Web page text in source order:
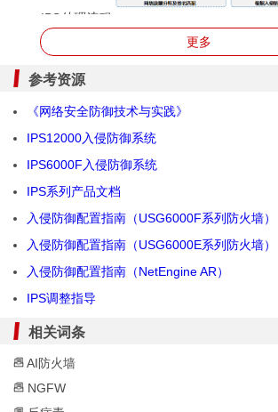
IPS处理流程
安全策略匹配：当流量匹配到动作为允
略，且该安全策略引用了入侵防御配置
报文重组：设备进行IP
组，确保应用层数据的连续性。这样，
下来的流程中有效检测出逃避入侵防御
为。
应用协议识别和解析：设备根据报文内
的应用层协议，并对协议进行深度解析
征。与传统只能根据IP地址和端口识别
外，在这个阶段，设备还能识别出协议
不符合协议格式和规范的数据报文。
库中的签名进行匹配。如果匹配了签名
处理。签名代表了入侵行为的特征。华
更新到入侵防御特征库中。设备定期从
更多
参考资源
《网络安全防御技术与实践》
IPS12000入侵防御系统
IPS6000F入侵防御系统
IPS系列产品文档
入侵防御配置指南（USG6000F系列防火墙）
入侵防御配置指南（USG6000E系列防火墙）
入侵防御配置指南（NetEngine AR）
IPS调整指导
相关词条
AI防火墙
NGFW